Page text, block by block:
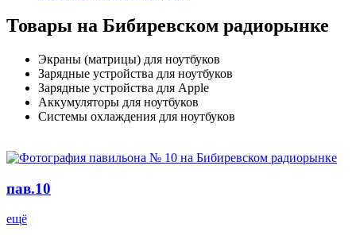
Товары на Бибиревском радиорынке
Экраны (матрицы) для ноутбуков
Зарядные устройства для ноутбуков
Зарядные устройства для Apple
Аккумуляторы для ноутбуков
Системы охлаждения для ноутбуков
пав.10
ещё